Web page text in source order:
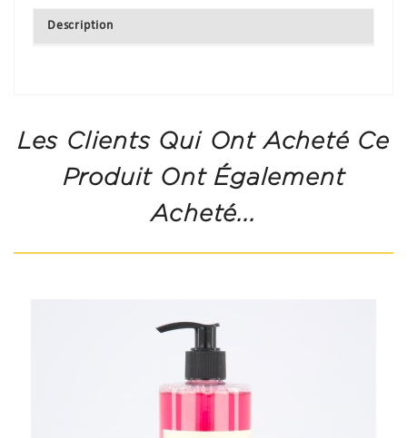
Description
Les Clients Qui Ont Acheté Ce
Produit Ont Également
Acheté...